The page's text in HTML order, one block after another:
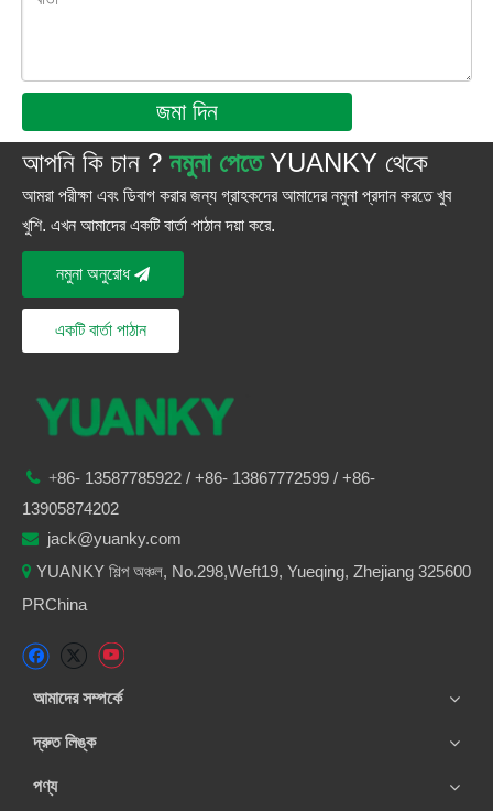
জমা দিন
আপনি কি চান ? নমুনা পেতেYUANKY থেকে
আমরা পরীক্ষা এবং ডিবাগ করার জন্য গ্রাহকদের আমাদের নমুনা প্রদান করতে খুব
খুশি. এখন আমাদের একটি বার্তা পাঠান দয়া করে.
নমুনা অনুরোধ
একটি বার্তা পাঠান
 +86- 13587785922 / +86- 13867772599 / +86-
13905874202
 jack@yuanky.com
 YUANKY শিল্প অঞ্চল, No.298,Weft19, Yueqing, Zhejiang 325600
PRChina
আমাদের সম্পর্কে
দ্রুত লিঙ্ক
পণ্য